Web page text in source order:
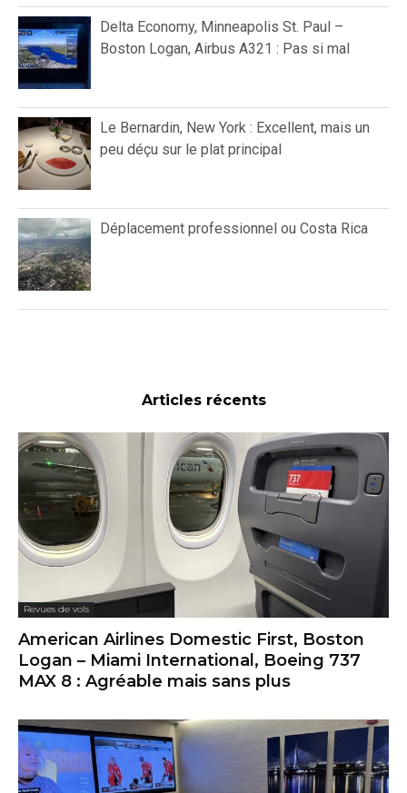
Delta Economy, Minneapolis St. Paul –
Boston Logan, Airbus A321 : Pas si mal
Le Bernardin, New York : Excellent, mais un
peu déçu sur le plat principal
Déplacement professionnel ou Costa Rica
Articles récents
Revues de vols
American Airlines Domestic First, Boston
Logan – Miami International, Boeing 737
MAX 8 : Agréable mais sans plus